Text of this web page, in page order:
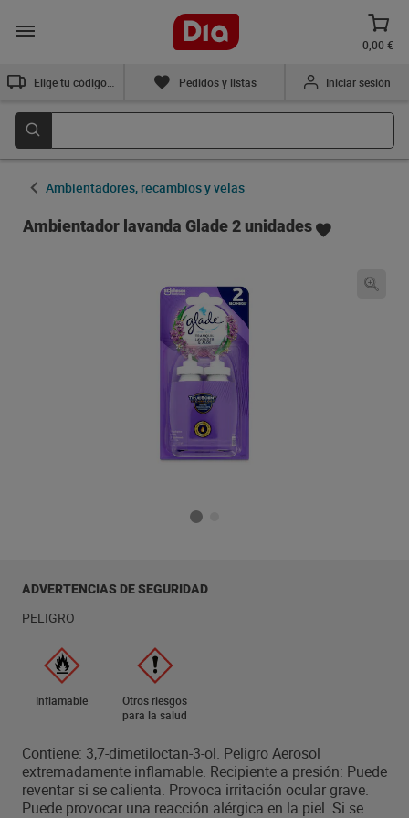
0,00 €
Pedidos y listas Iniciar sesión
Ambientadores, recambios y velas
Ambientador lavanda Glade 2 unidades
ADVERTENCIAS DE SEGURIDAD
PELIGRO
Inflamable
Otros riesgos
para la salud
Contiene: 3,7-dimetiloctan-3-ol. Peligro Aerosol
extremadamente inflamable. Recipiente a presión: Puede
reventar si se calienta. Provoca irritación ocular grave.
Puede provocar una reacción alérgica en la piel. Si se